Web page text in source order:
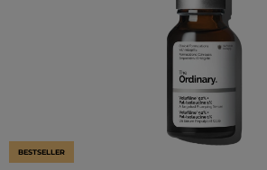
BESTSELLER